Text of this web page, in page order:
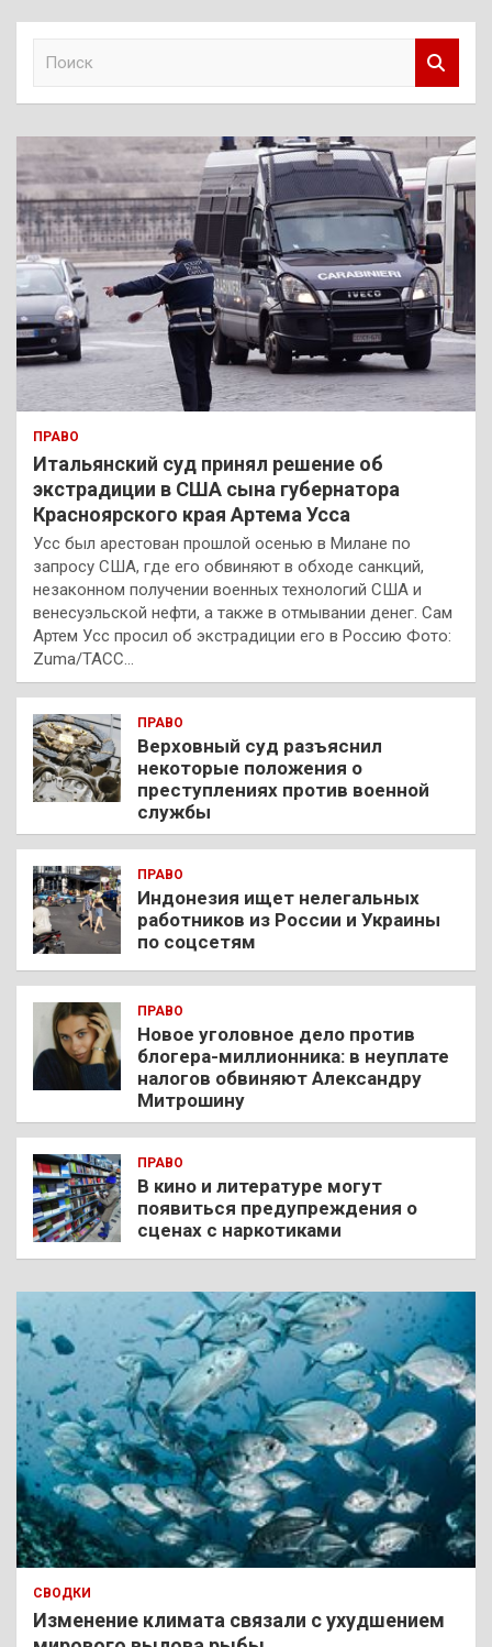
к
ПРАВО
Итальянский суд принял решение об
экстрадиции в США сына губернатора
Красноярского края Артема Усса
Усс был арестован прошлой осенью в Милане по
запросу США, где его обвиняют в обходе санкций,
незаконном получении военных технологий США и
венесуэльской нефти, а также в отмывании денег. Сам
Артем Усс просил об экстрадиции его в Россию Фото:
Zuma/ТАСС…
ПРАВО
Верховный суд разъяснил
некоторые положения о
преступлениях против военной
службы
ПРАВО
Индонезия ищет нелегальных
работников из России и Украины
по соцсетям
ПРАВО
Новое уголовное дело против
блогера-миллионника: в неуплате
налогов обвиняют Александру
Митрошину
ПРАВО
В кино и литературе могут
появиться предупреждения о
сценах с наркотиками
СВОДКИ
Изменение климата связали с ухудшением